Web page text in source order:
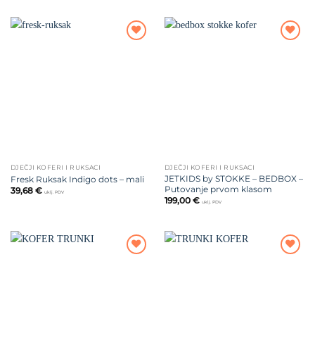
DJEČJI KOFERI I RUKSACI
Fresk Ruksak Indigo dots – mali
39,68 € uklj. PDV
DJEČJI KOFERI I RUKSACI
JETKIDS by STOKKE – BEDBOX –
Putovanje prvom klasom
199,00 € uklj. PDV